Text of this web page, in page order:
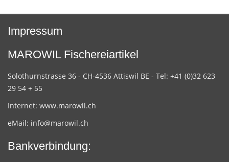
Impressum
MAROWIL Fischereiartikel
Solothurnstrasse 36 - CH-4536 Attiswil BE - Tel: +41 (0)32 623
29 54 + 55
Internet: www.marowil.ch
eMail: info@marowil.ch
Bankverbindung: